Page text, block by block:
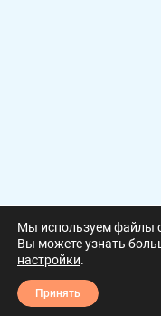
Мы используем файлы
Вы можете узнать
настройки.
Принять